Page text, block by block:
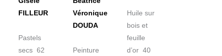
FILLEUR
Pastels
secs 62
Véronique
DOUDA
Peinture
Huile sur
bois et
feuille
d’or 40